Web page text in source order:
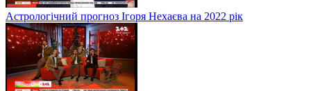
Астрологічний прогноз Ігоря Нехаєва на 2022 рік